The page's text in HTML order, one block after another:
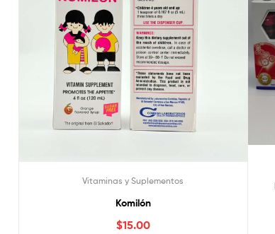
Vitaminas y Suplementos
Komilón
$15.00